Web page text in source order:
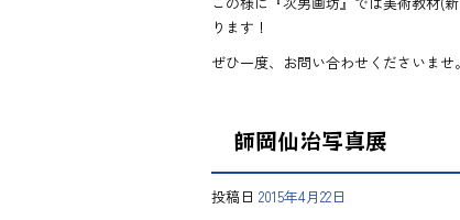
ります！
ぜひ一度、お問い合わせくださいませ。
師岡仙治写真展
投稿日 2015年4月22日